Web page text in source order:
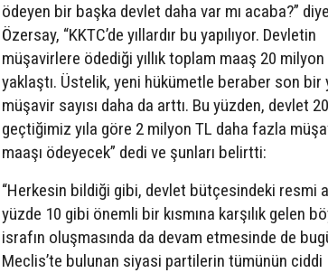
ödeyen bir başka devlet daha var mı acaba?”
Özersay, “KKTC’de yıllardır bu yapılıyor. Devletin
müşavirlere ödediği yıllık toplam maaş 20 milyon
yaklaştı. Üstelik, yeni hükümetle beraber son bir
müşavir sayısı daha da arttı. Bu yüzden, devlet
geçtiğimiz yıla göre 2 milyon TL daha fazla
maaşı ödeyecek” dedi ve şunları belirtti:
“Herkesin bildiği gibi, devlet bütçesindeki resmi
yüzde 10 gibi önemli bir kısmına karşılık gelen
israfın oluşmasında da devam etmesinde de
Meclis’te bulunan siyasi partilerin tümünün ciddi